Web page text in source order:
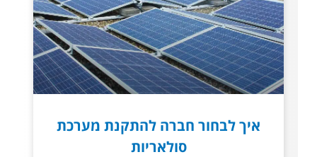
איך לבחור חברה להתקנת מערכת
סולאריות